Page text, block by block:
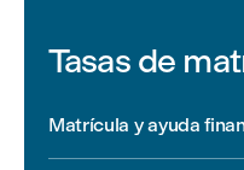
Tasas de
Matrícula y ayuda